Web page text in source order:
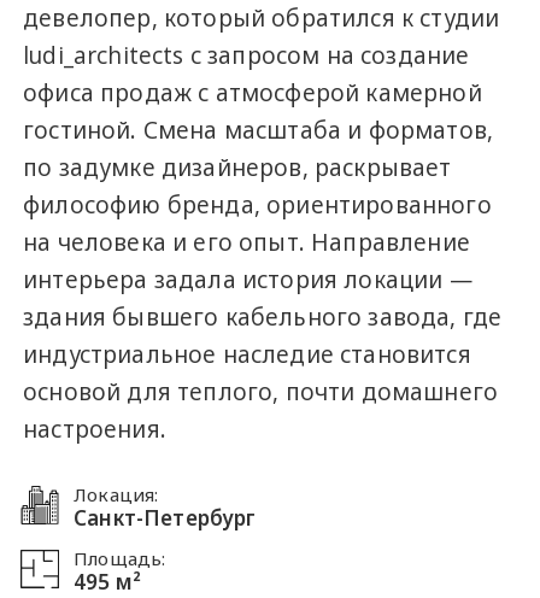
девелопер, который обратился к студии
ludi_architects с запросом на создание
офиса продаж с атмосферой камерной
гостиной. Смена масштаба и форматов,
по задумке дизайнеров, раскрывает
философию бренда, ориентированного
на человека и его опыт. Направление
интерьера задала история локации —
здания бывшего кабельного завода, где
индустриальное наследие становится
основой для теплого, почти домашнего
настроения.
Локация:
Санкт-Петербург
Площадь:
495 м²